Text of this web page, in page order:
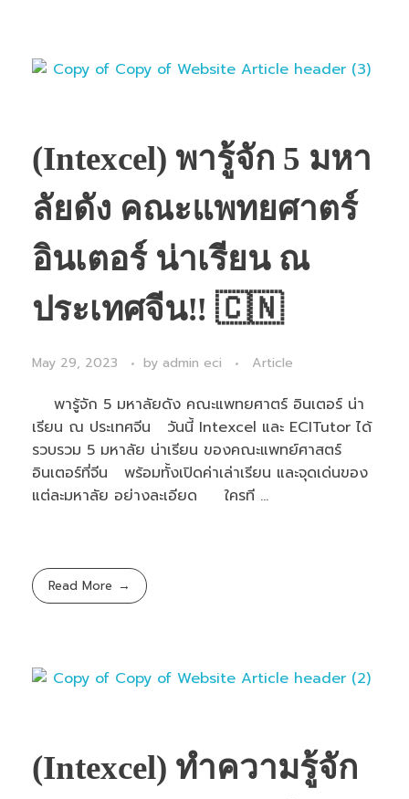
(Intexcel) พารู้จัก 5 มหา
ลัยดัง คณะแพทยศาตร์
อินเตอร์ น่าเรียน ณ
ประเทศจีน‼ 🇨🇳
May 29, 2023 by admin eci Article
พารู้จัก 5 มหาลัยดัง คณะแพทยศาตร์ อินเตอร์ น่า
เรียน ณ ประเทศจีน วันนี้ Intexcel และ ECITutor ได้
รวบรวม 5 มหาลัย น่าเรียน ของคณะแพทย์ศาสตร์
อินเตอร์ที่จีน พร้อมทั้งเปิดค่าเล่าเรียน และจุดเด่นของ
แต่ละมหาลัย อย่างละเอียด ใครที ...
Read More
(Intexcel) ทำความรู้จัก